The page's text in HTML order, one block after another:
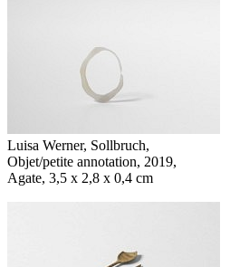
Luisa Werner, Sollbruch,
Objet/petite annotation, 2019,
Agate, 3,5 x 2,8 x 0,4 cm